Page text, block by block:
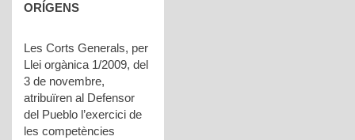
ORÍGENS
Les Corts Generals, per
Llei orgànica 1/2009, del
3 de novembre,
atribuïren al Defensor
del Pueblo l’exercici de
les competències